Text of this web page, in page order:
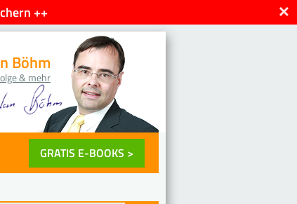
++ ×
Böhm
& mehr
GRATIS E-BOOKS >